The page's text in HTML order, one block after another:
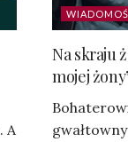
A
Na skraju
mojej